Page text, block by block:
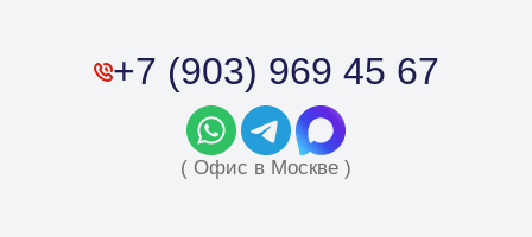
+7 (903) 969 45 67
( Офис в Москве )